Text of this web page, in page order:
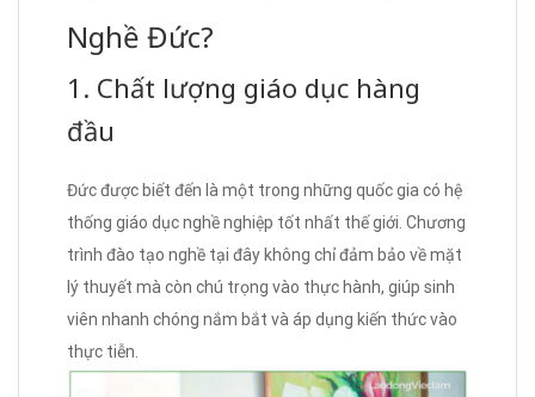
Nghề Đức?
1. Chất lượng giáo dục hàng
đầu
Đức được biết đến là một trong những quốc gia có hệ
thống giáo dục nghề nghiệp tốt nhất thế giới. Chương
trình đào tạo nghề tại đây không chỉ đảm bảo về mặt
lý thuyết mà còn chú trọng vào thực hành, giúp sinh
viên nhanh chóng nắm bắt và áp dụng kiến thức vào
thực tiễn.